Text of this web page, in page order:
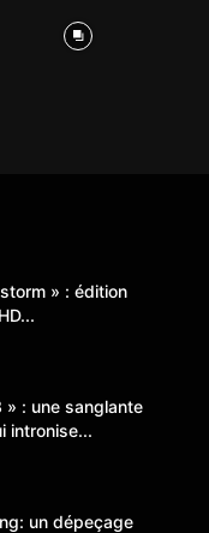
» : édition
» : une sanglante
intronise...
un dépeçage